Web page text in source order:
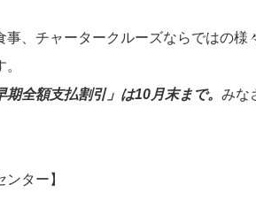
、チャータークルーズならではの様
全額支払割引」は10月末まで。 みな
ター】